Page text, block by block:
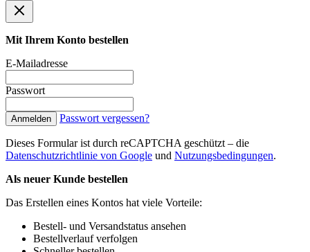
Mit Ihrem Konto bestellen
E-Mailadresse
Passwort
Anmelden Passwort vergessen?
Dieses Formular ist durch reCAPTCHA geschützt – die
Datenschutzrichtlinie von Google und Nutzungsbedingungen.
Als neuer Kunde bestellen
Das Erstellen eines Kontos hat viele Vorteile:
Bestell- und Versandstatus ansehen
Bestellverlauf verfolgen